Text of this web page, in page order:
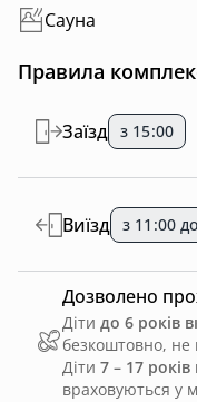
Сауна
Правила
Заїзд з 15:00
Виїзд з 11:00
Дозволено
Діти до 6 років
безкоштовно, не
Діти 7 – 17
враховуються у